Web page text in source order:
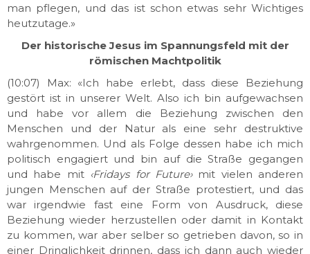
man pflegen, und das ist schon etwas sehr Wichtiges
heutzutage.»
Der historische Jesus im Spannungsfeld mit der
römischen Machtpolitik
(10:07) Max: «Ich habe erlebt, dass diese Beziehung
gestört ist in unserer Welt. Also ich bin aufgewachsen
und habe vor allem die Beziehung zwischen den
Menschen und der Natur als eine sehr destruktive
wahrgenommen. Und als Folge dessen habe ich mich
politisch engagiert und bin auf die Straße gegangen
und habe mit ‹Fridays for Future›mit vielen anderen
jungen Menschen auf der Straße protestiert, und das
war irgendwie fast eine Form von Ausdruck, diese
Beziehung wieder herzustellen oder damit in Kontakt
zu kommen, war aber selber so getrieben davon, so in
einer Dringlichkeit drinnen, dass ich dann auch wieder